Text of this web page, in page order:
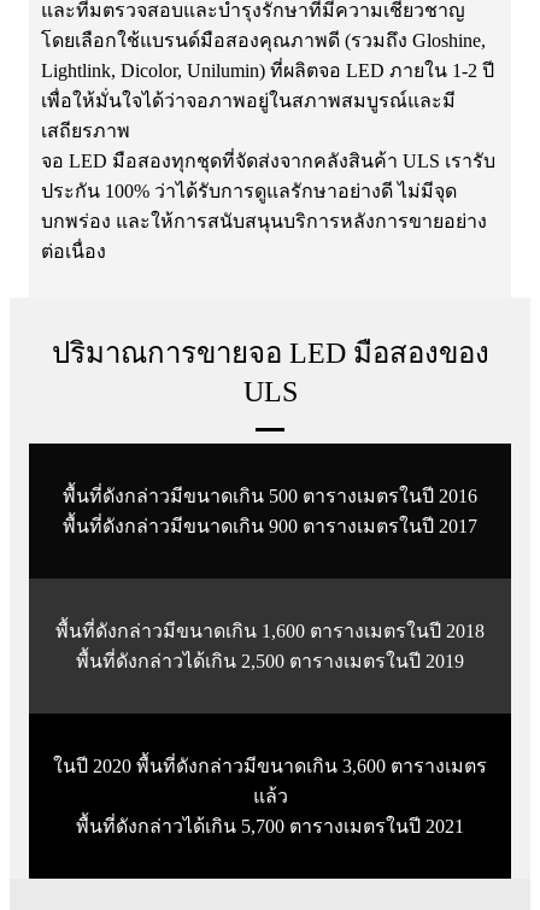
และทีมตรวจสอบและบำรุงรักษาที่มีความเชี่ยวชาญ
โดยเลือกใช้แบรนด์มือสองคุณภาพดี (รวมถึง Gloshine,
Lightlink, Dicolor, Unilumin) ที่ผลิตจอ LED ภายใน 1-2 ปี
เพื่อให้มั่นใจได้ว่าจอภาพอยู่ในสภาพสมบูรณ์และมี
เสถียรภาพ
จอ LED มือสองทุกชุดที่จัดส่งจากคลังสินค้า ULS เรารับ
ประกัน 100% ว่าได้รับการดูแลรักษาอย่างดี ไม่มีจุด
บกพร่อง และให้การสนับสนุนบริการหลังการขายอย่าง
ต่อเนื่อง
ปริมาณการขายจอ LED มือสองของ
ULS
พื้นที่ดังกล่าวมีขนาดเกิน 500 ตารางเมตรในปี 2016
พื้นที่ดังกล่าวมีขนาดเกิน 900 ตารางเมตรในปี 2017
พื้นที่ดังกล่าวมีขนาดเกิน 1,600 ตารางเมตรในปี 2018
พื้นที่ดังกล่าวได้เกิน 2,500 ตารางเมตรในปี 2019
ในปี 2020 พื้นที่ดังกล่าวมีขนาดเกิน 3,600 ตารางเมตร
แล้ว
พื้นที่ดังกล่าวได้เกิน 5,700 ตารางเมตรในปี 2021